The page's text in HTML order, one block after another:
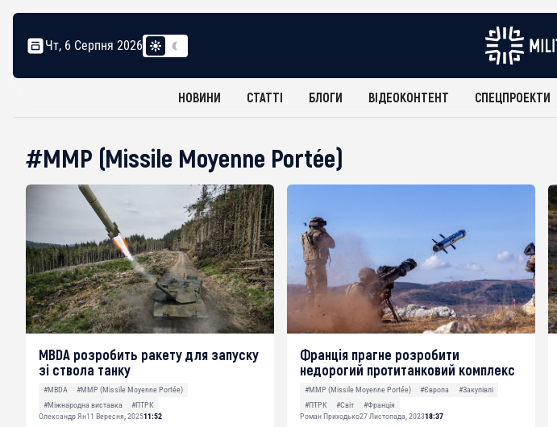
Чт, 6 Серпня 2026
НОВИНИ СТАТТІ БЛОГИ ВІДЕОКОНТЕНТ СПЕЦПРОЕКТИ
#MMP (Missile Moyenne Portée)
MBDA розробить ракету для запуску
зі ствола танку
#MBDA
#MMP (Missile Moyenne Portée)
#Міжнародна виставка
#ПТРК
Олександр Ян11 Вересня, 202511:52
Франція прагне розробити
недорогий протитанковий комплекс
#MMP (Missile Moyenne Portée) #Європа
#Закупівлі
#ПТРК
#Світ
#Франція
Роман Приходько27 Листопада, 202318:37